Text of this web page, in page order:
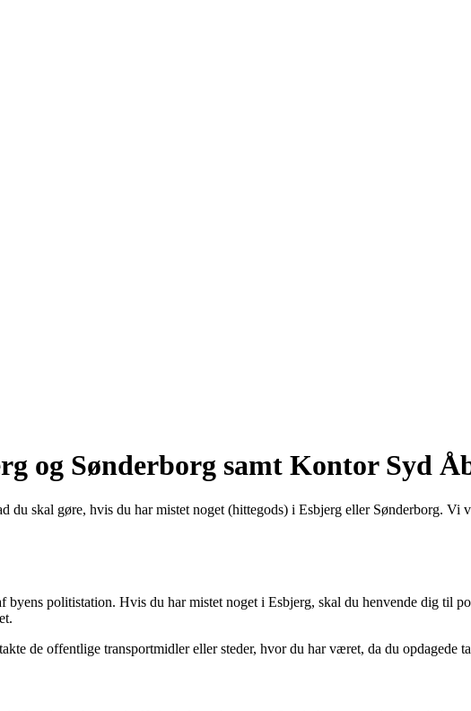
og Sønderborg samt Kontor Syd
du skal gøre, hvis du har mistet noget (hittegods) i Esbjerg eller Sønderborg. Vi
byens politistation. Hvis du har mistet noget i Esbjerg, skal du henvende dig til
de offentlige transportmidler eller steder, hvor du har været, da du opdagede